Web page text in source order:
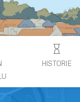
HISTORIE